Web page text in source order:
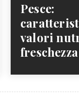
Pesce:
valori
freschezza